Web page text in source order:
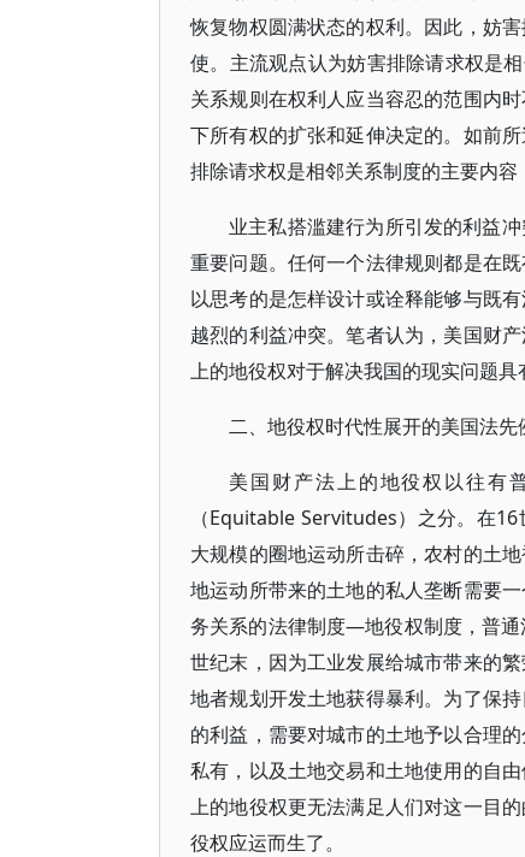
恢复物权圆满状态的权利。因此，妨
使。主流观点认为妨害排除请求权是
关系规则在权利人应当容忍的范围内
下所有权的扩张和延伸决定的。如前
排除请求权是相邻关系制度的主要内容
业主私搭滥建行为所引发的利益
重要问题。任何一个法律规则都是在
以思考的是怎样设计或诠释能够与既
越烈的利益冲突。笔者认为，美国财
上的地役权对于解决我国的现实问题具
二、地役权时代性展开的美国法先
美国财产法上的地役权以往有
（Equitable Servitudes）之分。在
大规模的圈地运动所击碎，农村的土
地运动所带来的土地的私人垄断需要
务关系的法律制度—地役权制度，普
世纪末，因为工业发展给城市带来的
地者规划开发土地获得暴利。为了保
的利益，需要对城市的土地予以合理
私有，以及土地交易和土地使用的自
上的地役权更无法满足人们对这一目
役权应运而生了。